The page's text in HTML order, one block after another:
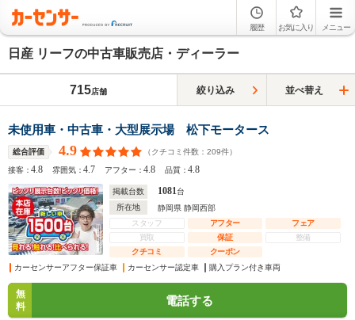
履歴 お気に入り メニュー
日産 リーフの中古車販売店・ディーラー
715店舗 絞り込み 並べ替え
未使用車・中古車・大型展示場 松下モータース
総合評価 4.9 （クチコミ件数： 209件）
接客：4.8 雰囲気：4.7 アフター：4.8 品質：4.8
掲載台数 1081台
所在地
静岡県 静岡西部
スタッフ
アフター
フェア
買取
保証
整備
クチコミ
クーポン
カーセンサーアフター保証車
カーセンサー認定車 購入プラン付き車両
無
料
電話する